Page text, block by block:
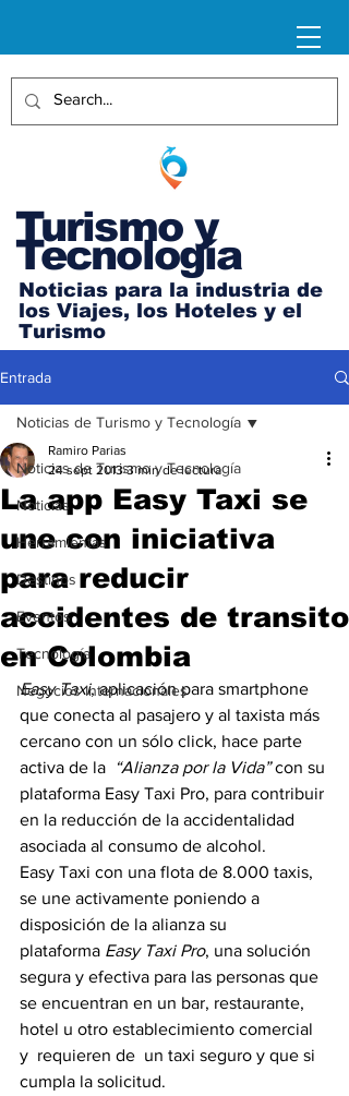
Turismo y
Tecnología
Noticias para la industria de
los Viajes, los Hoteles y el
Turismo
Entrada
Noticias de Turismo y Tecnología
Noticias
Herramientas
Destinos
Eventos
Tecnología
Negocios Internacionales
Noticias de Turismo y Tecnología
La app Easy Taxi se
une con iniciativa
para reducir
accidentes de transito
en Colombia
Ramiro Parias
24 sept 2013 3 min de lectura
Easy Taxi, aplicación para smartphone
que conecta al pasajero y al taxista más
cercano con un sólo click, hace parte
activa de la
“Alianza por la Vida” con su
plataforma Easy Taxi Pro, para contribuir
en la reducción de la accidentalidad
asociada al consumo de alcohol.
Easy Taxi con una flota de 8.000 taxis,
se une activamente poniendo a
disposición de la alianza su
plataforma Easy Taxi Pro, una solución
segura y efectiva para las personas que
se encuentran en un bar, restaurante,
hotel u otro establecimiento comercial
y  requieren de  un taxi seguro y que si
cumpla la solicitud.